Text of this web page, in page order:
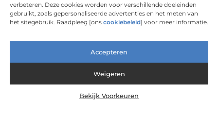
verbeteren. Deze cookies worden voor verschillende doeleinden
gebruikt, zoals gepersonaliseerde advertenties en het meten van
het sitegebruik. Raadpleeg [ons cookiebeleid] voor meer informatie.
Accepteren
Weigeren
Bekijk Voorkeuren
Bericht categorie
@2025 www.clarapelsadvies.nl. All Right Reserved.